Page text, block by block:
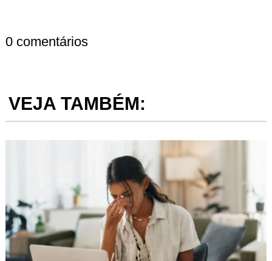
0 comentários
VEJA TAMBÉM: